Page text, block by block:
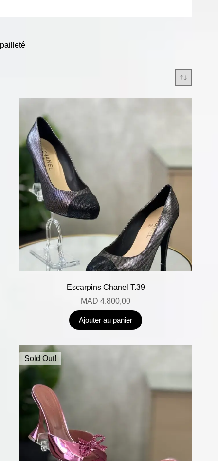
pailleté
Escarpins Chanel T.39
MAD 4.800,00
Ajouter au panier
Sold Out!